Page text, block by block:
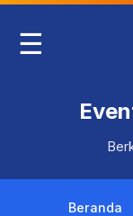
☰
Beranda